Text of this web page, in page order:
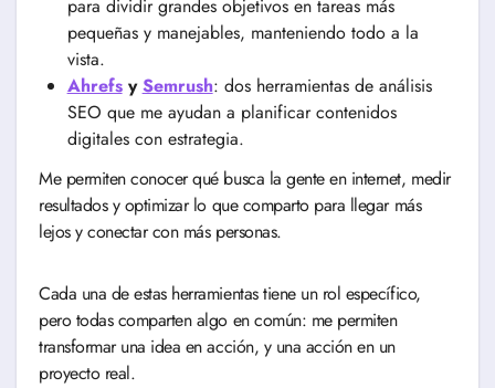
para dividir grandes objetivos en tareas más
pequeñas y manejables, manteniendo todo a la
vista.
AhrefsySemrush: dos herramientas de análisis
SEO que me ayudan a planificar contenidos
digitales con estrategia.
Me permiten conocer qué busca la gente en internet, medir
resultados y optimizar lo que comparto para llegar más
lejos y conectar con más personas.
Cada una de estas herramientas tiene un rol específico,
pero todas comparten algo en común: me permiten
transformar una idea en acción, y una acción en un
proyecto real.